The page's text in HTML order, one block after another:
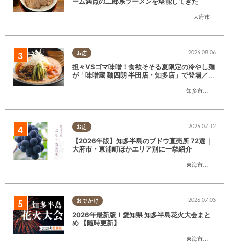
大府市
お店
知多市
,半田市
2026.08.06
担々VSゴマ味噌！食欲そそる夏限定の冷やし麺
が「味噌蔵 麺四朗 半田店・知多店」で登場／ち
お店
東海市
,大府市
2026.07.12
【2026年版】知多半島のブドウ直売所 72選｜
大府市・東浦町ほかエリア別に一挙紹介
おでかけ
東海市
,大府市
2026.07.03
2026年最新版！愛知県 知多半島花火大会まと
め 【随時更新】